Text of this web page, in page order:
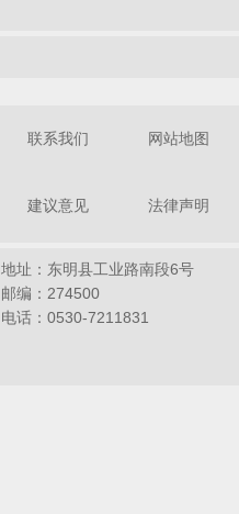
联系我们 网站地图
建议意见 法律声明
地址：东明县工业路南段6号
邮编：274500
电话：0530-7211831